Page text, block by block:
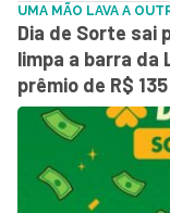
UMA MÃO LAVA A
Dia de Sorte sai
limpa a barra da
prêmio de R$